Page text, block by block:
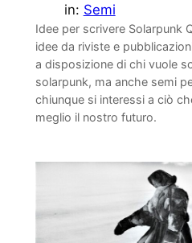
in: Semi
Idee per scrivere Solarpunk
idee da riviste e
a disposizione di chi vuole
solarpunk, ma anche semi
chiunque si interessi a ciò
meglio il nostro futuro.